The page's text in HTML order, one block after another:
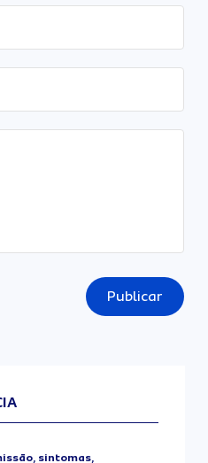
Publicar
sintomas,